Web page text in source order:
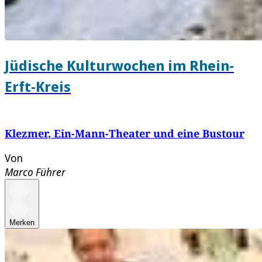
Jüdische Kulturwochen im Rhein-
Erft-Kreis
Klezmer, Ein-Mann-Theater und eine Bustour
Von
Marco Führer
Merken